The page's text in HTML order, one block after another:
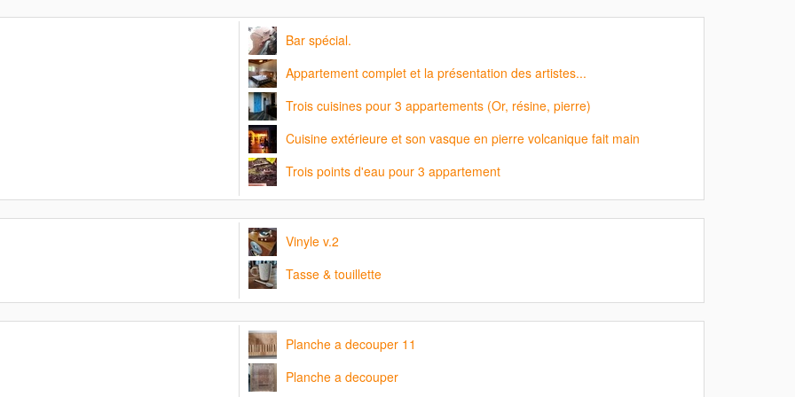
Bar spécial.
Appartement complet et la présentation des artistes...
Trois cuisines pour 3 appartements (Or, résine, pierre)
Cuisine extérieure et son vasque en pierre volcanique fait main
Trois points d'eau pour 3 appartement
Vinyle v.2
Tasse & touillette
Planche a decouper 11
Planche a decouper